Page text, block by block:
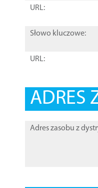
URL:
Słowo kluczowe:
URL:
ADRES
Adres zasobu z